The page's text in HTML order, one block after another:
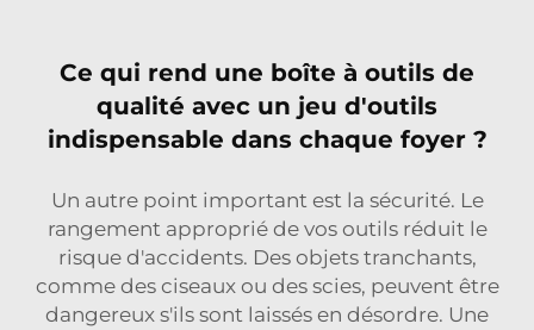
Ce qui rend une boîte à outils de
qualité avec un jeu d'outils
indispensable dans chaque foyer ?
Un autre point important est la sécurité. Le
rangement approprié de vos outils réduit le
risque d'accidents. Des objets tranchants,
comme des ciseaux ou des scies, peuvent être
dangereux s'ils sont laissés en désordre. Une